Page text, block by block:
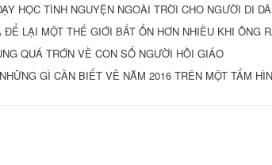
HỌC TÌNH NGUYỆN NGOÀI TRỜI CHO NGƯỜI DI
ĐỂ LẠI MỘT THẾ GIỚI BẤT ỔN HƠN NHIỀU KHI ÔNG
QUÁ TRỚN VỀ CON SỐ NGƯỜI HỒI GIÁO
GÌ CẦN BIẾT VỀ NĂM 2016 TRÊN MỘT TẤM